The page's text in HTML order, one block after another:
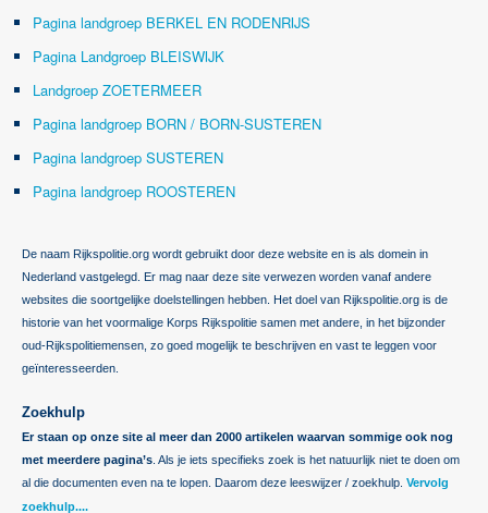
Pagina landgroep BERKEL EN RODENRIJS
Pagina Landgroep BLEISWIJK
Landgroep ZOETERMEER
Pagina landgroep BORN / BORN-SUSTEREN
Pagina landgroep SUSTEREN
Pagina landgroep ROOSTEREN
De naam Rijkspolitie.org wordt gebruikt door deze website en is als domein in
Nederland vastgelegd. Er mag naar deze site verwezen worden vanaf andere
websites die soortgelijke doelstellingen hebben. Het doel van Rijkspolitie.org is de
historie van het voormalige Korps Rijkspolitie samen met andere, in het bijzonder
oud-Rijkspolitiemensen, zo goed mogelijk te beschrijven en vast te leggen voor
geïnteresseerden.
Zoekhulp
Er staan op onze site al meer dan 2000 artikelen waarvan sommige ook nog
met meerdere pagina’s . Als je iets specifieks zoek is het natuurlijk niet te doen om
al die documenten even na te lopen. Daarom deze leeswijzer / zoekhulp. Vervolg
zoekhulp....